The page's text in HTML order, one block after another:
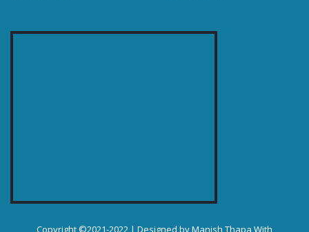
Copyright ©2021-2022 | Designed byManish Thapa With